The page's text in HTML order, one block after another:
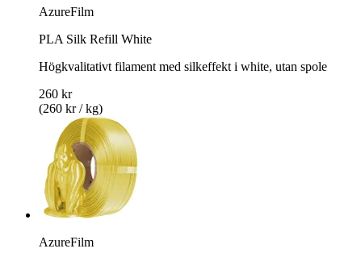
AzureFilm
PLA Silk Refill White
Högkvalitativt filament med silkeffekt i white, utan spole
260 kr
(260 kr / kg)
AzureFilm